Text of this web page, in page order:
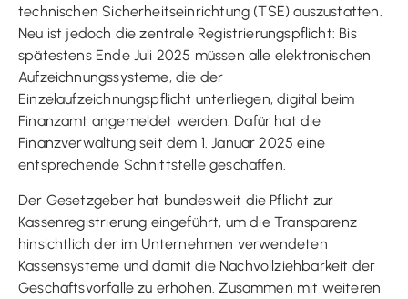
technischen Sicherheitseinrichtung (TSE) auszustatten.
Neu ist jedoch die zentrale Registrierungspflicht: Bis
spätestens Ende Juli 2025 müssen alle elektronischen
Aufzeichnungssysteme, die der
Einzelaufzeichnungspflicht unterliegen, digital beim
Finanzamt angemeldet werden. Dafür hat die
Finanzverwaltung seit dem 1. Januar 2025 eine
entsprechende Schnittstelle geschaffen.
Der Gesetzgeber hat bundesweit die Pflicht zur
Kassenregistrierung eingeführt, um die Transparenz
hinsichtlich der im Unternehmen verwendeten
Kassensysteme und damit die Nachvollziehbarkeit der
Geschäftsvorfälle zu erhöhen. Zusammen mit weiteren